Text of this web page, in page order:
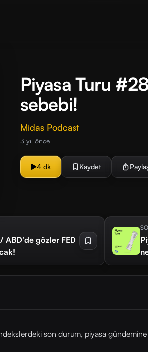
Piyasa Turu
sebebi!
Midas Podcast
3 yıl önce
4 dk Kaydet
ABD'de gözler FED
son durum, piyasa